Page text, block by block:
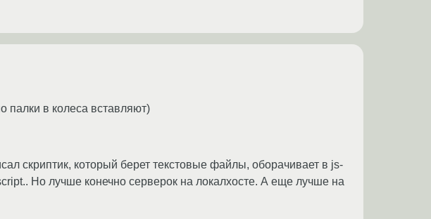
палки в колеса вставляют)
скриптик, который берет текстовые файлы, оборачивает в js-
Но лучше конечно серверок на локалхосте. А еще лучше на